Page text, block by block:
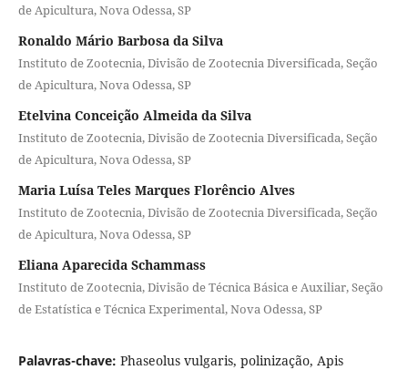
de Apicultura, Nova Odessa, SP
Ronaldo Mário Barbosa da Silva
Instituto de Zootecnia, Divisão de Zootecnia Diversificada, Seção
de Apicultura, Nova Odessa, SP
Etelvina Conceição Almeida da Silva
Instituto de Zootecnia, Divisão de Zootecnia Diversificada, Seção
de Apicultura, Nova Odessa, SP
Maria Luísa Teles Marques Florêncio Alves
Instituto de Zootecnia, Divisão de Zootecnia Diversificada, Seção
de Apicultura, Nova Odessa, SP
Eliana Aparecida Schammass
Instituto de Zootecnia, Divisão de Técnica Básica e Auxiliar, Seção
de Estatística e Técnica Experimental, Nova Odessa, SP
Palavras-chave: Phaseolus vulgaris, polinização, Apis